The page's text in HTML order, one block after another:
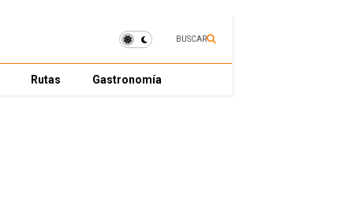
BUSCAR
Rutas Gastronomía